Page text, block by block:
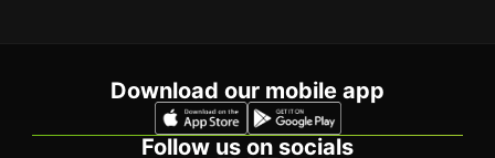
Download our mobile app
Follow us on socials